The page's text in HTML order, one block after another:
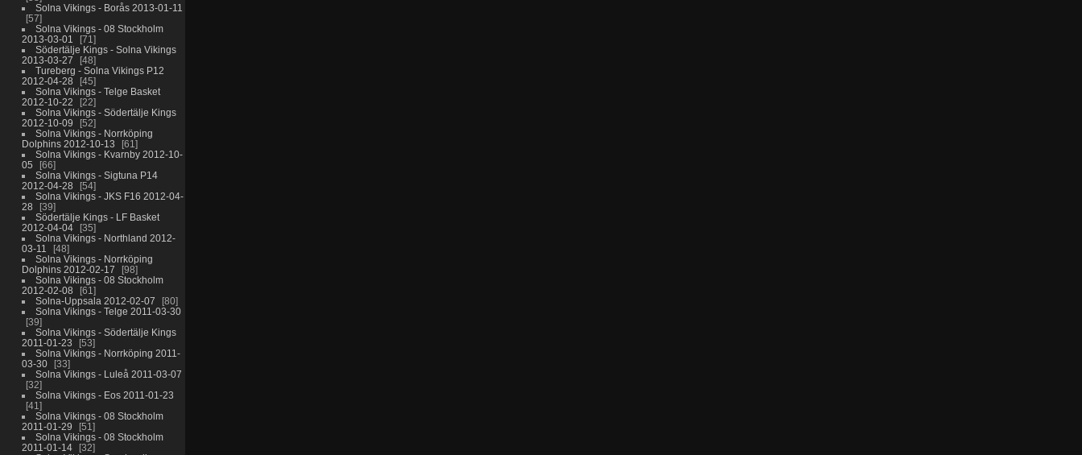
Solna Vikings - Borås 2013-01-11
57
Solna Vikings - 08 Stockholm
2013-03-01
71
Södertälje Kings - Solna Vikings
2013-03-27
48
Tureberg - Solna Vikings P12
2012-04-28
45
Solna Vikings - Telge Basket
2012-10-22
22
Solna Vikings - Södertälje Kings
2012-10-09
52
Solna Vikings - Norrköping
Dolphins 2012-10-13
61
Solna Vikings - Kvarnby 2012-10-
05
66
Solna Vikings - Sigtuna P14
2012-04-28
54
Solna Vikings - JKS F16 2012-04-
28
39
Södertälje Kings - LF Basket
2012-04-04
35
Solna Vikings - Northland 2012-
03-11
48
Solna Vikings - Norrköping
Dolphins 2012-02-17
98
Solna Vikings - 08 Stockholm
2012-02-08
61
Solna-Uppsala 2012-02-07
80
Solna Vikings - Telge 2011-03-30
39
Solna Vikings - Södertälje Kings
2011-01-23
53
Solna Vikings - Norrköping 2011-
03-30
33
Solna Vikings - Luleå 2011-03-07
32
Solna Vikings - Eos 2011-01-23
41
Solna Vikings - 08 Stockholm
2011-01-29
51
Solna Vikings - 08 Stockholm
2011-01-14
32